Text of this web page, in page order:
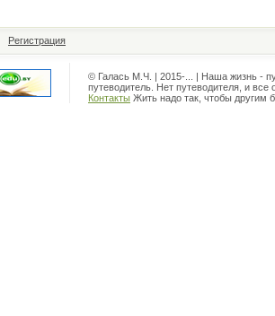
Регистрация
© Галась М.Ч. | 2015-... | Наша жизнь -
путеводитель. Нет путеводителя, и все
Контакты Жить надо так, чтобы другим